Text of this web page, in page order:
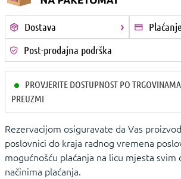
Dostava
Plaćanje
Post-prodajna podrška
PROVJERITE DOSTUPNOST PO
PREUZMI
Rezervacijom osiguravate da Vas
poslovnici do kraja radnog vremena
mogućnošću plaćanja na licu mjesta svim
načinima plaćanja.